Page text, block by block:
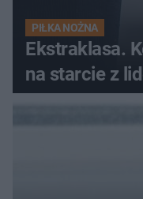
PIŁKA NOŻNA
Ekstraklasa.
na starcie z